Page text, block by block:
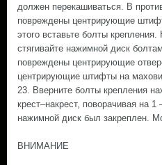
должен перекашиваться. В
повреждены центрирующие
этого вставьте болты
стягивайте нажимной диск
повреждены центрирующие
центрирующие штифты на
23. Вверните болты крепления
крест–накрест, поворачивая на 1
нажимной диск был закреплен.
ВНИМАНИЕ